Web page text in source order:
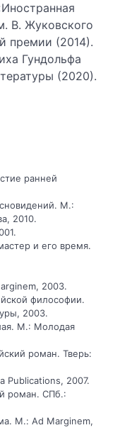
В. Жуковского
премии (2014).
Гундольфа
(2020).
ранней
М.:
2010.
и его время.
2003.
философии.
2003.
М.: Молодая
роман. Тверь:
Publications, 2007.
роман. СПб.:
М.: Ad Marginem,